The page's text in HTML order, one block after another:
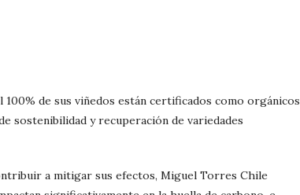
de sus viñedos están certificados como orgánicos
sostenibilidad y recuperación de variedades
a mitigar sus efectos, Miguel Torres Chile